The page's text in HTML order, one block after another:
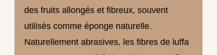
des fruits allongés et fibreux, souvent
utilisés comme éponge naturelle.
Naturellement abrasives, les fibres de luffa